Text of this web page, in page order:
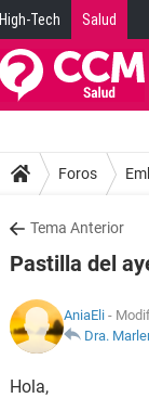
High-Tech Salud
Foros
Tema Anterior
Pastilla del
AniaEli -
Dra.
Hola,